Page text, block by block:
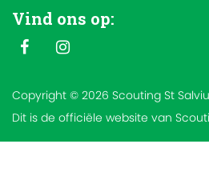
Vind ons op:
Copyright © 2026 Scouting St
Dit is de officiële website van